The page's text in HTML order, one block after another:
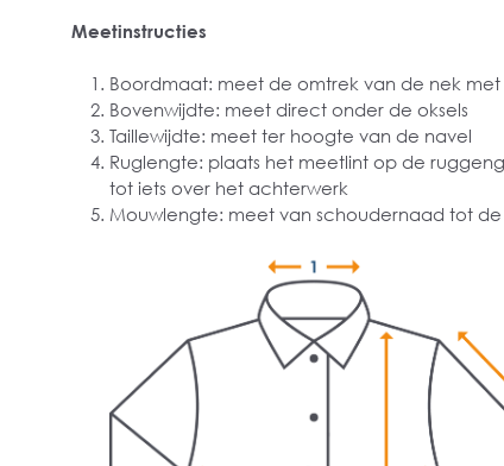
Meetinstructies
Boordmaat: meet de omtrek van de nek met
Bovenwijdte: meet direct onder de oksels
Taillewijdte: meet ter hoogte van de navel
Ruglengte: plaats het meetlint op de
tot iets over het achterwerk
Mouwlengte: meet van schoudernaad tot de